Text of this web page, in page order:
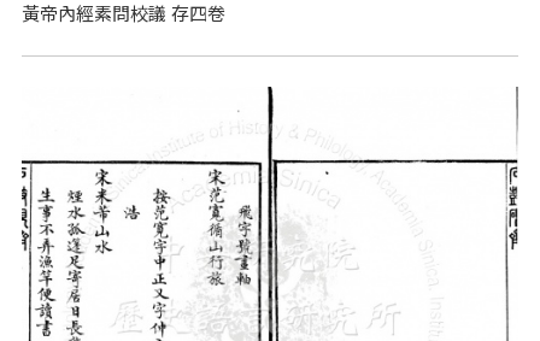
黃帝內經素問校議 存四卷